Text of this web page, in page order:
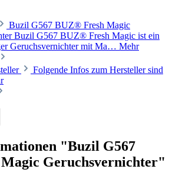
Buzil G567 BUZ® Fresh Magic
Buzil G567 BUZ® Fresh Magic ist ein
Geruchsvernichter mit Ma… Mehr
Folgende Infos zum Hersteller sind
"Buzil G567
Geruchsvernichter"